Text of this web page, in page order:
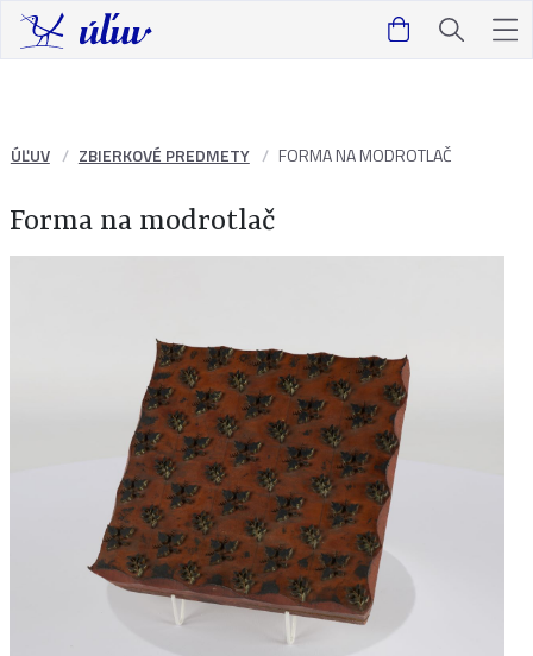
ÚĽUV ZBIERKOVÉ PREDMETY FORMA NA MODROTLAČ
Forma na modrotlač